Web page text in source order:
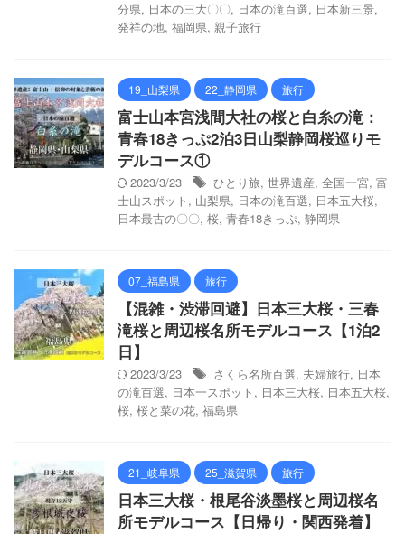
分県, 日本の三大〇〇, 日本の滝百選, 日本新三景,
発祥の地, 福岡県, 親子旅行
19_山梨県 22_静岡県 旅行
富士山本宮浅間大社の桜と白糸の滝：
青春18きっぷ2泊3日山梨静岡桜巡りモ
デルコース①
2023/3/23 ひとり旅, 世界遺産, 全国一宮, 富
士山スポット , 山梨県, 日本の滝百選, 日本五大桜,
日本最古の〇〇, 桜, 青春18きっぷ, 静岡県
07_福島県 旅行
【混雑・渋滞回避】日本三大桜・三春
滝桜と周辺桜名所モデルコース【1泊2
日】
2023/3/23 さくら名所百選, 夫婦旅行, 日本
の滝百選, 日本一スポット , 日本三大桜, 日本五大桜,
桜, 桜と菜の花, 福島県
21_岐阜県 25_滋賀県 旅行
日本三大桜・根尾谷淡墨桜と周辺桜名
所モデルコース【日帰り・関西発着】